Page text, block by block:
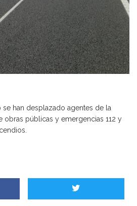
se han desplazado agentes de la
obras públicas y emergencias 112 y